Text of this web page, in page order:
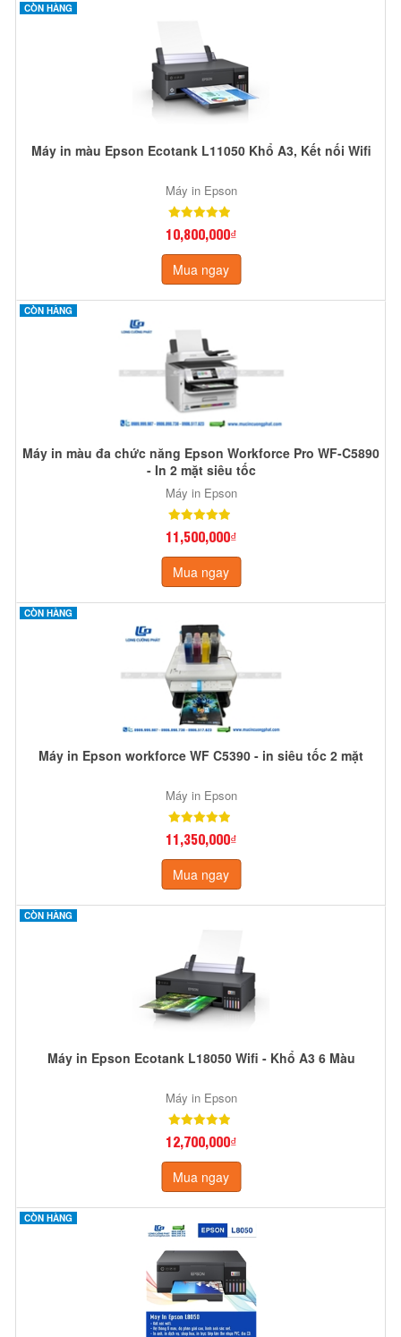
CÒN HÀNG
Máy in màu Epson Ecotank L11050 Khổ A3, Kết nối Wifi
Máy in Epson
10,800,000₫
Mua ngay
CÒN HÀNG
Máy in màu đa chức năng Epson Workforce Pro WF-C5890
- In 2 mặt siêu tốc
Máy in Epson
11,500,000₫
Mua ngay
CÒN HÀNG
Máy in Epson workforce WF C5390 - in siêu tốc 2 mặt
Máy in Epson
11,350,000₫
Mua ngay
CÒN HÀNG
Máy in Epson Ecotank L18050 Wifi - Khổ A3 6 Màu
Máy in Epson
12,700,000₫
Mua ngay
CÒN HÀNG